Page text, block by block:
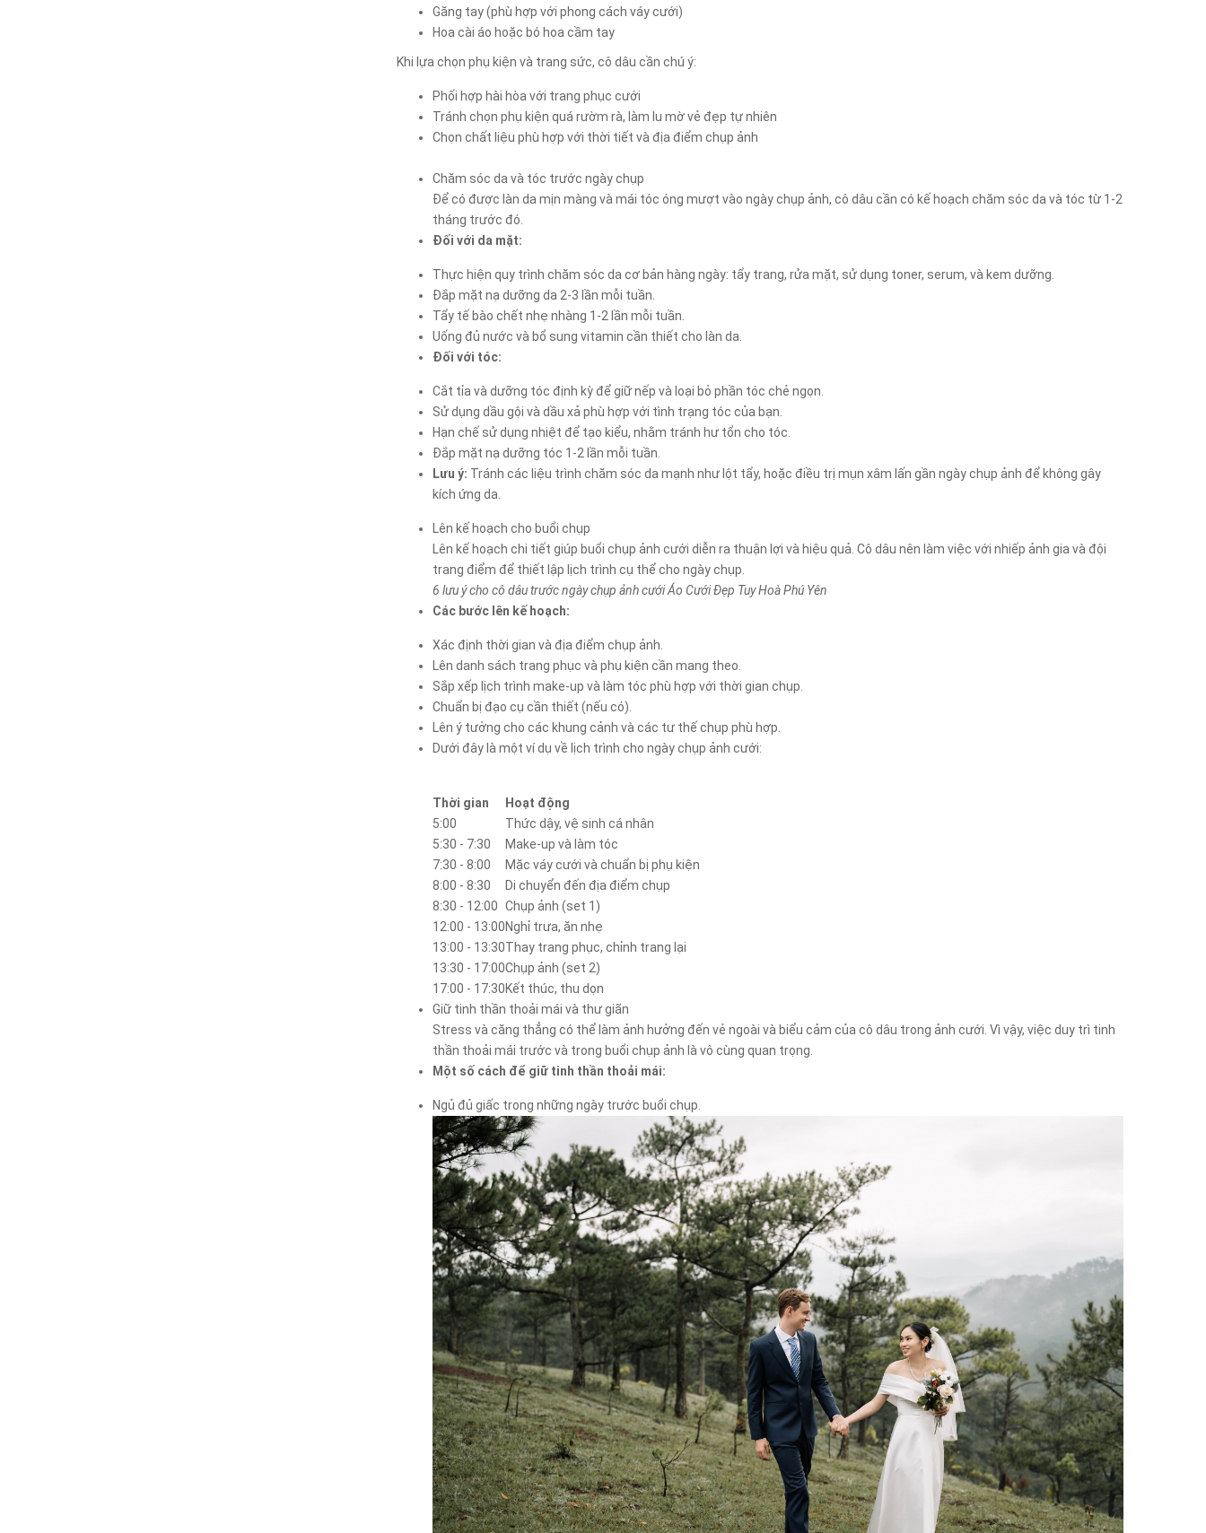
Găng tay (phù hợp với phong cách váy cưới)
Hoa cài áo hoặc bó hoa cầm tay
Khi lựa chọn phụ kiện và trang sức, cô dâu cần chú ý:
Phối hợp hài hòa với trang phục cưới
Tránh chọn phụ kiện quá rườm rà, làm lu mờ vẻ đẹp tự nhiên
Chọn chất liệu phù hợp với thời tiết và địa điểm chụp ảnh
Chăm sóc da và tóc trước ngày chụp
Để có được làn da mịn màng và mái tóc óng mượt vào ngày chụp ảnh, cô dâu cần có kế hoạch chăm sóc da và tóc từ 1-2
tháng trước đó.
Đối với da mặt:
Thực hiện quy trình chăm sóc da cơ bản hàng ngày: tẩy trang, rửa mặt, sử dụng toner, serum, và kem dưỡng.
Đắp mặt nạ dưỡng da 2-3 lần mỗi tuần.
Tẩy tế bào chết nhẹ nhàng 1-2 lần mỗi tuần.
Uống đủ nước và bổ sung vitamin cần thiết cho làn da.
Đối với tóc:
Cắt tỉa và dưỡng tóc định kỳ để giữ nếp và loại bỏ phần tóc chẻ ngọn.
Sử dụng dầu gội và dầu xả phù hợp với tình trạng tóc của bạn.
Hạn chế sử dụng nhiệt để tạo kiểu, nhằm tránh hư tổn cho tóc.
Đắp mặt nạ dưỡng tóc 1-2 lần mỗi tuần.
Lưu ý: Tránh các liệu trình chăm sóc da mạnh như lột tẩy, hoặc điều trị mụn xâm lấn gần ngày chụp ảnh để không gây
kích ứng da.
Lên kế hoạch cho buổi chụp
Lên kế hoạch chi tiết giúp buổi chụp ảnh cưới diễn ra thuận lợi và hiệu quả. Cô dâu nên làm việc với nhiếp ảnh gia và đội
trang điểm để thiết lập lịch trình cụ thể cho ngày chụp.
6 lưu ý cho cô dâu trước ngày chụp ảnh cưới Áo Cưới Đẹp Tuy Hoà Phú Yên
Các bước lên kế hoạch:
Xác định thời gian và địa điểm chụp ảnh.
Lên danh sách trang phục và phụ kiện cần mang theo.
Sắp xếp lịch trình make-up và làm tóc phù hợp với thời gian chụp.
Chuẩn bị đạo cụ cần thiết (nếu có).
Lên ý tưởng cho các khung cảnh và các tư thế chụp phù hợp.
Dưới đây là một ví dụ về lịch trình cho ngày chụp ảnh cưới:
Thời gian
Hoạt động
5:00
Thức dậy, vệ sinh cá nhân
5:30 - 7:30
Make-up và làm tóc
7:30 - 8:00
Mặc váy cưới và chuẩn bị phụ kiện
8:00 - 8:30
Di chuyển đến địa điểm chụp
8:30 - 12:00 Chụp ảnh (set 1)
12:00 - 13:00Nghỉ trưa, ăn nhẹ
13:00 - 13:30Thay trang phục, chỉnh trang lại
13:30 - 17:00Chụp ảnh (set 2)
17:00 - 17:30Kết thúc, thu dọn
Giữ tinh thần thoải mái và thư giãn
Stress và căng thẳng có thể làm ảnh hưởng đến vẻ ngoài và biểu cảm của cô dâu trong ảnh cưới. Vì vậy, việc duy trì tinh
thần thoải mái trước và trong buổi chụp ảnh là vô cùng quan trọng.
Một số cách để giữ tinh thần thoải mái:
Ngủ đủ giấc trong những ngày trước buổi chụp.